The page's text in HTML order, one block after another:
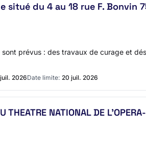
du 4 au 18 rue F. Bonvin
prévus : des travaux de curage et
2026Date limite: 20 juil. 2026
THEATRE NATIONAL DE